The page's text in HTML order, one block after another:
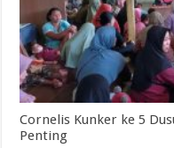
Cornelis Kunker ke 5
Penting